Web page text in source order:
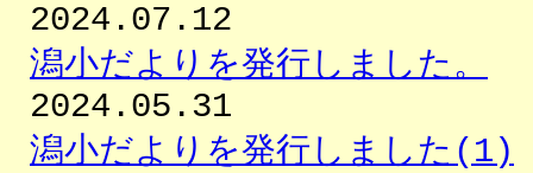
2024.07.12
潟小だよりを発行しました。
2024.05.31
潟小だよりを発行しました(1)